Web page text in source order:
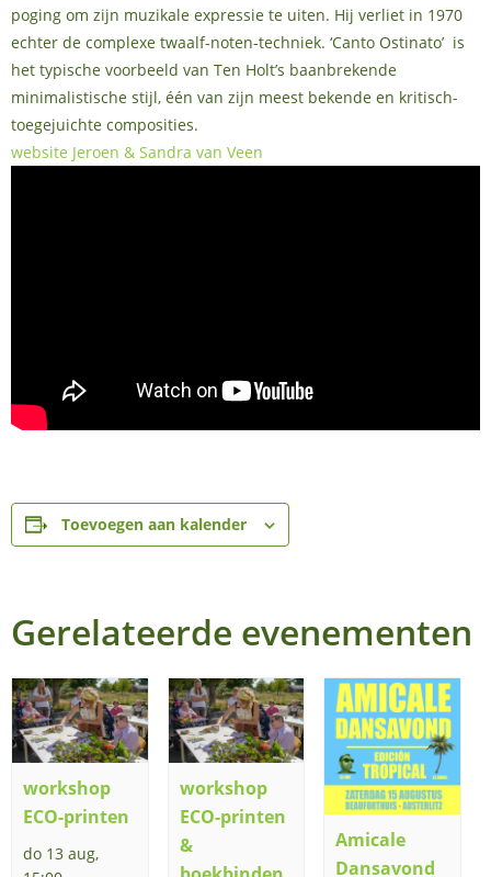
poging om zijn muzikale expressie te uiten. Hij verliet in 1970
echter de complexe twaalf-noten-techniek. ‘Canto Ostinato’ is
het typische voorbeeld van Ten Holt’s baanbrekende
minimalistische stijl, één van zijn meest bekende en kritisch-
toegejuichte composities.
website Jeroen & Sandra van Veen
Toevoegen aan kalender
Gerelateerde evenementen
workshop
ECO-printen
do 13 aug,
workshop
ECO-printen
&
Amicale
Dansavond